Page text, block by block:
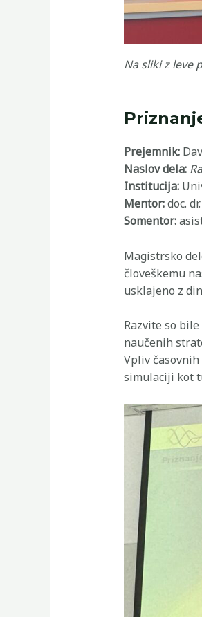
Na sliki z leve
Prejemnik:
Naslov dela:
Institucija:
Mentor:doc.
Somentor:
Magistrsko
človeškemu
usklajeno z
Razvite so
naučenih
Vpliv
simulaciji kot